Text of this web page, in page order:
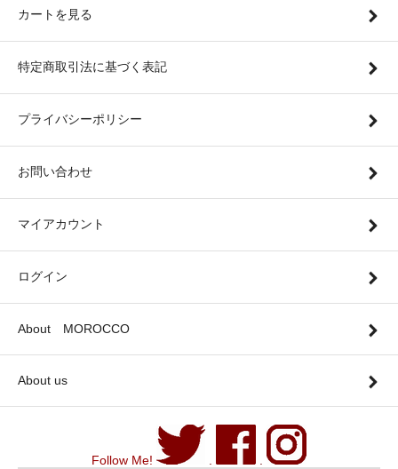
カートを見る
特定商取引法に基づく表記
プライバシーポリシー
お問い合わせ
マイアカウント
ログイン
About MOROCCO
About us
Follow Me! . .